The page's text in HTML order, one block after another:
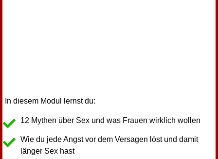
In diesem Modul lernst du:
12 Mythen über Sex und was Frauen wirklich wollen
Wie du jede Angst vor dem Versagen löst und damit
länger Sex hast